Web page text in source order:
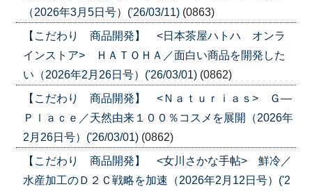
（2026年3月5日号）('26/03/11) (0863)
【こだわり 商品開発】 <日本茶屋ハトハ オンラ
インストア> ＨＡＴＯＨＡ／面白い商品を開発した
い（2026年2月26日号）('26/03/01) (0862)
【こだわり 商品開発】 <Ｎａｔｕｒｉａｓ> Ｇ―
Ｐｌａｃｅ／天然由来１００％コスメを展開（2026年
2月26日号）('26/03/01) (0862)
【こだわり 商品開発】 <女川さかな手帖> 鮮冷／
水産加工のＤ２Ｃ戦略を加速（2026年2月12日号）('2